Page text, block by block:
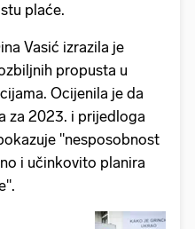
plaće.
Vasić izrazila je
propusta u
Ocijenila je da
za 2023. i prijedloga
"nesposobnost
i učinkovito planira